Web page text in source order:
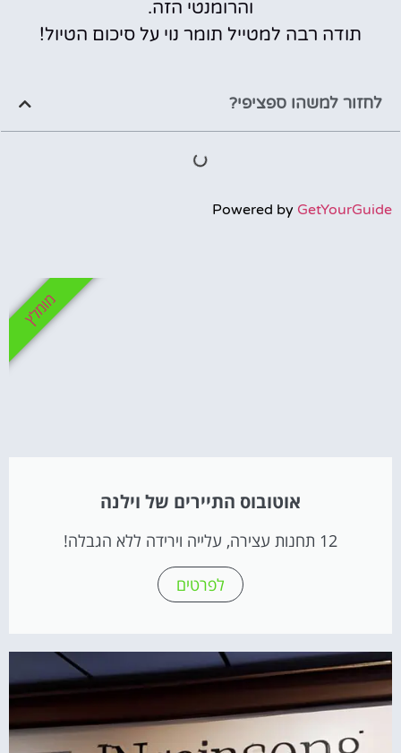
והרומנטי הזה.
תודה רבה למטייל תומר נוי על סיכום הטיול!
לחזור למשהו ספציפי?
Powered by GetYourGuide
אוטובוס התיירים של וילנה
12 תחנות עצירה, עלייה וירידה ללא הגבלה!
לפרטים
מומלץ